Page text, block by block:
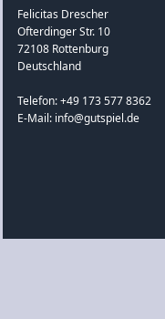
Felicitas Drescher
Ofterdinger Str. 10
72108 Rottenburg
Deutschland
Telefon: +49 173 577 8362
E-Mail: info@gutspiel.de